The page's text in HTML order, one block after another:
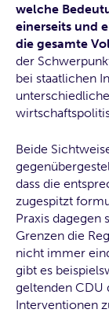
welche
einerseits und
die gesamte
der
bei staatlichen
Beide
dass die
zugespitzt
Praxis dagegen
Grenzen die
nicht immer
gibt es
geltenden CDU
Interventionen